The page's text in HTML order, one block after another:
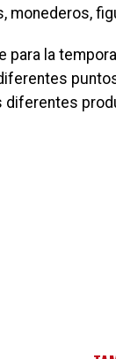
monederos,
para la